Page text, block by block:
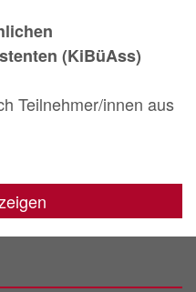
(KiBüAss)
Teilnehmer/innen aus